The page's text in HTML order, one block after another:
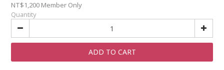
NT$1,200 Member Only
Quantity
ADD TO CART